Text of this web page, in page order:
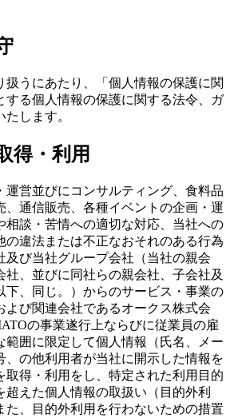
扱うにあたり、「個人情報の保護に関
する個人情報の保護に関する法令、ガ
します。
得・利用
運営並びにコンサルティング、食料品
、通信販売、各種イベントの企画・運
相談・苦情への適切な対応、当社への
の違法または不正なおそれのある行為
及び当社グループ会社（当社の親会
社、並びに同社らの親会社、子会社及
下、同じ。）からのサービス・事業の
よび関連会社であるオークス株式会
の事業遂行上ならびに従業員の雇
範囲に限定して個人情報（氏名、メー
、の他利用者が当社に開示した情報を
取得・利用をし、特定された利用目的
超えた個人情報の取扱い（目的外利
た、目的外利用を行わないための措置